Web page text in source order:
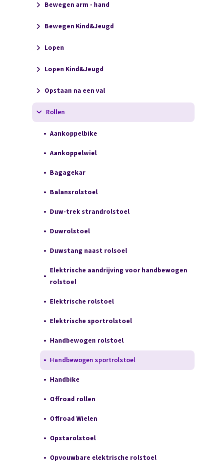
Bewegen arm - hand
Bewegen Kind&Jeugd
Lopen
Lopen Kind&Jeugd
Opstaan na een val
Rollen
Aankoppelbike
Aankoppelwiel
Bagagekar
Balansrolstoel
Duw-trek strandrolstoel
Duwrolstoel
Duwstang naast rolsoel
Elektrische aandrijving voor handbewogen
rolstoel
Elektrische rolstoel
Elektrische sportrolstoel
Handbewogen rolstoel
Handbewogen sportrolstoel
Handbike
Offroad rollen
Offroad Wielen
Opstarolstoel
Opvouwbare elektrische rolstoel